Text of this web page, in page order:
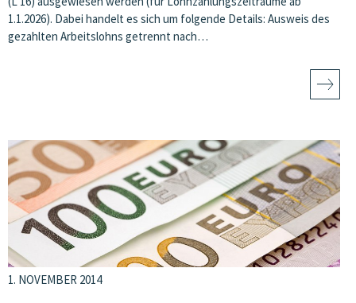
1.1.2026). Dabei handelt es sich um folgende Details: Ausweis des
gezahlten Arbeitslohns getrennt nach…
1. NOVEMBER 2014